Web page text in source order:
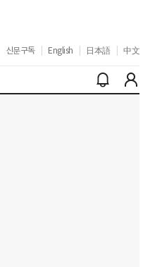
신문구독 English 日本語 中文